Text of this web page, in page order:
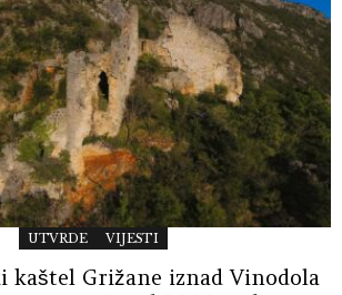
UTVRDE VIJESTI
kaštel Grižane iznad Vinodola